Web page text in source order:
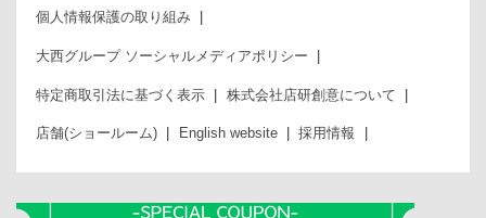
個人情報保護の取り組み
大西グループ ソーシャルメディアポリシー
特定商取引法に基づく表示 株式会社店研創意について
店舗(ショールーム) English website 採用情報